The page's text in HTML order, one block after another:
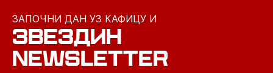
ЗАПОЧНИ ДАН УЗ КАФИЦУ И
ЗВЕЗДИН
NEWSLETTER